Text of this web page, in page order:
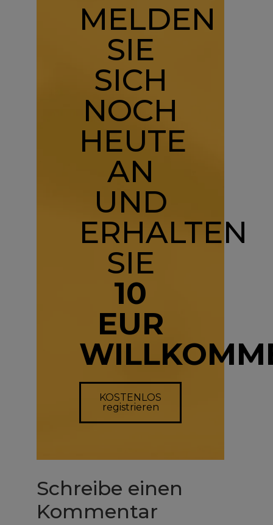
MELDEN
SIE
SICH
NOCH
HEUTE
AN
UND
ERHALTEN
SIE
10
EUR
KOSTENLOS
registrieren
Schreibe einen
Kommentar